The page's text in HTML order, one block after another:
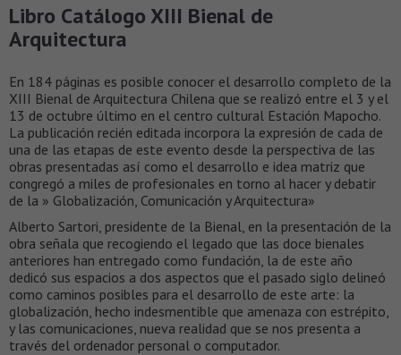
Libro Catálogo XIII Bienal de
Arquitectura
En 184 páginas es posible conocer el desarrollo completo de la
XIII Bienal de Arquitectura Chilena que se realizó entre el 3 y el
13 de octubre último en el centro cultural Estación Mapocho.
La publicación recién editada incorpora la expresión de cada de
una de las etapas de este evento desde la perspectiva de las
obras presentadas así como el desarrollo e idea matriz que
congregó a miles de profesionales en torno al hacer y debatir
de la » Globalización, Comunicación y Arquitectura»
Alberto Sartori, presidente de la Bienal, en la presentación de la
obra señala que recogiendo el legado que las doce bienales
anteriores han entregado como fundación, la de este año
dedicó sus espacios a dos aspectos que el pasado siglo delineó
como caminos posibles para el desarrollo de este arte: la
globalización, hecho indesmentible que amenaza con estrépito,
y las comunicaciones, nueva realidad que se nos presenta a
través del ordenador personal o computador.